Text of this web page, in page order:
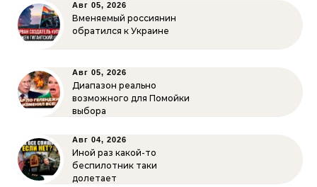
Авг 05, 2026
Вменяемый россиянин
обратился к Украине
Авг 05, 2026
Диапазон реально
возможного для Помойки
выбора
Авг 04, 2026
Иной раз какой-то
беспилотник таки
долетает